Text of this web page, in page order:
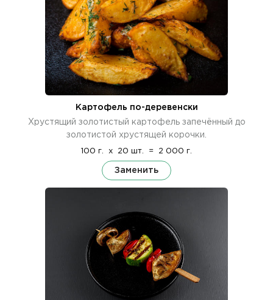
Картофель по-деревенски
Хрустящий золотистый картофель запечённый до
золотистой хрустящей корочки.
100 г. x 20 шт. = 2 000 г.
Заменить